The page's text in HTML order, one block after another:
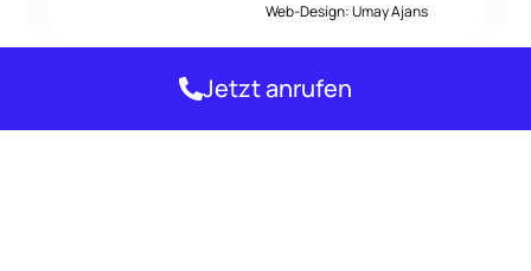
Web-Design:Umay Ajans
Jetzt anrufen